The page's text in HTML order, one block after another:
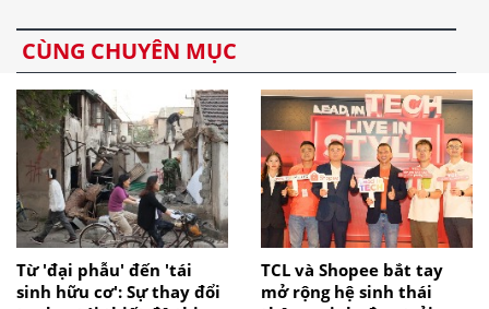
CÙNG CHUYÊN MỤC
Từ 'đại phẫu' đến 'tái
sinh hữu cơ': Sự thay đổi
TCL và Shopee bắt tay
mở rộng hệ sinh thái